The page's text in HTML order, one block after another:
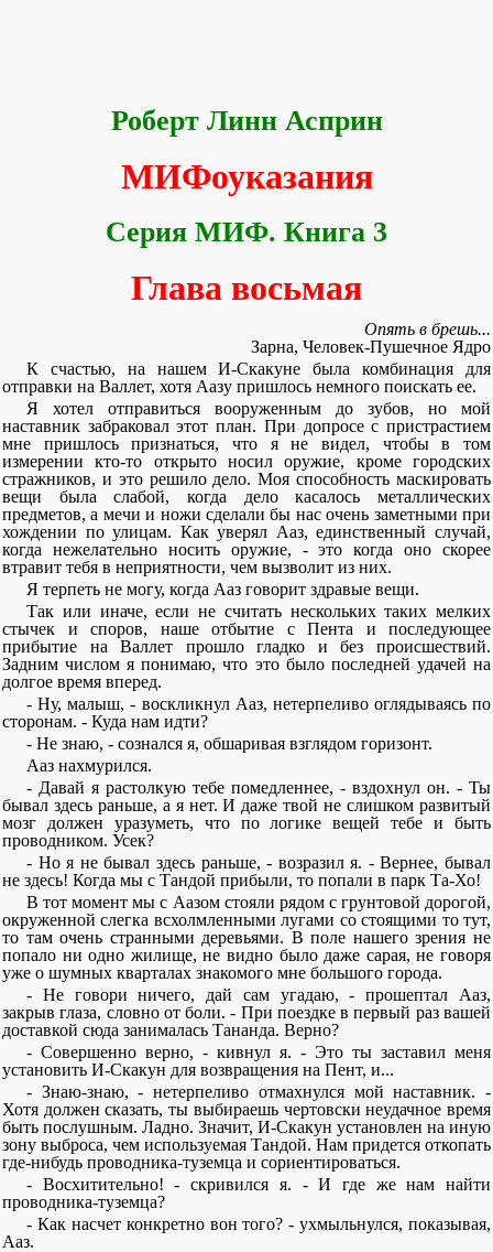
Роберт Линн Асприн
МИФоуказания
Серия МИФ. Книга 3
Глава восьмая
Опять в брешь...
Зарна, Человек-Пушечное Ядро
К счастью, на нашем И-Скакуне была комбинация для
отправки на Валлет, хотя Аазу пришлось немного поискать ее.
Я хотел отправиться вооруженным до зубов, но мой
наставник забраковал этот план. При допросе с пристрастием
мне пришлось признаться, что я не видел, чтобы в том
измерении кто-то открыто носил оружие, кроме городских
стражников, и это решило дело. Моя способность маскировать
вещи была слабой, когда дело касалось металлических
предметов, а мечи и ножи сделали бы нас очень заметными при
хождении по улицам. Как уверял Ааз, единственный случай,
когда нежелательно носить оружие, - это когда оно скорее
втравит тебя в неприятности, чем вызволит из них.
Я терпеть не могу, когда Ааз говорит здравые вещи.
Так или иначе, если не считать нескольких таких мелких
стычек и споров, наше отбытие с Пента и последующее
прибытие на Валлет прошло гладко и без происшествий.
Задним числом я понимаю, что это было последней удачей на
долгое время вперед.
- Ну, малыш, - воскликнул Ааз, нетерпеливо оглядываясь по
сторонам. - Куда нам идти?
- Не знаю, - сознался я, обшаривая взглядом горизонт.
Ааз нахмурился.
- Давай я растолкую тебе помедленнее, - вздохнул он. - Ты
бывал здесь раньше, а я нет. И даже твой не слишком развитый
мозг должен уразуметь, что по логике вещей тебе и быть
проводником. Усек?
- Но я не бывал здесь раньше, - возразил я. - Вернее, бывал
не здесь! Когда мы с Тандой прибыли, то попали в парк Та-Хо!
В тот момент мы с Аазом стояли рядом с грунтовой дорогой,
окруженной слегка всхолмленными лугами со стоящими то тут,
то там очень странными деревьями. В поле нашего зрения не
попало ни одно жилище, не видно было даже сарая, не говоря
уже о шумных кварталах знакомого мне большого города.
- Не говори ничего, дай сам угадаю, - прошептал Ааз,
закрыв глаза, словно от боли. - При поездке в первый раз вашей
доставкой сюда занималась Тананда. Верно?
- Совершенно верно, - кивнул я. - Это ты заставил меня
установить И-Скакун для возвращения на Пент, и...
- Знаю-знаю, - нетерпеливо отмахнулся мой наставник. -
Хотя должен сказать, ты выбираешь чертовски неудачное время
быть послушным. Ладно. Значит, И-Скакун установлен на иную
зону выброса, чем используемая Тандой. Нам придется откопать
где-нибудь проводника-туземца и сориентироваться.
- Восхитительно! - скривился я. - И где же нам найти
проводника-туземца?
- Как насчет конкретно вон того? - ухмыльнулся, показывая,
Ааз.